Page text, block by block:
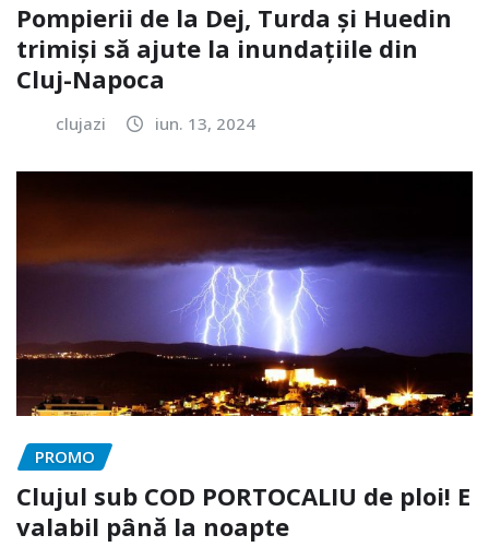
Pompierii de la Dej, Turda și Huedin
trimiși să ajute la inundațiile din
Cluj-Napoca
clujazi iun. 13, 2024
PROMO
Clujul sub COD PORTOCALIU de ploi! E
valabil până la noapte